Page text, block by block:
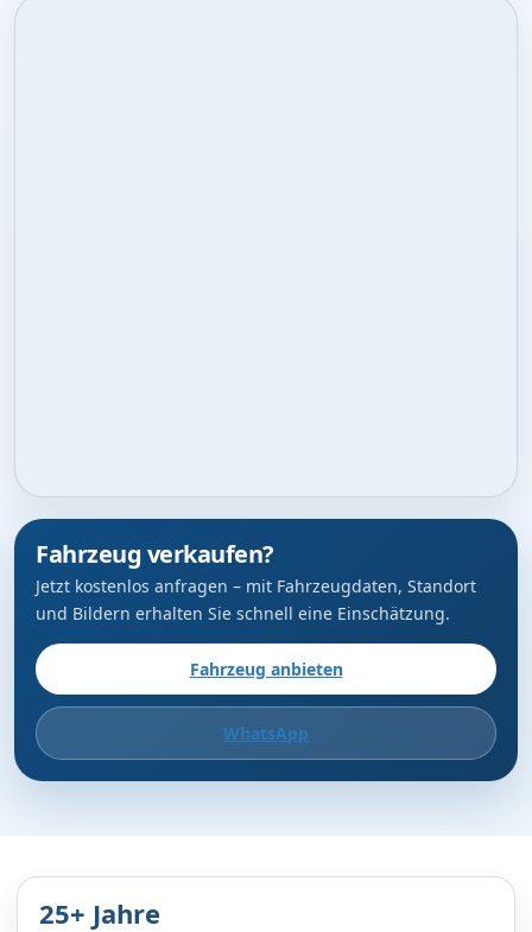
Fahrzeug verkaufen?
Jetzt kostenlos anfragen – mit Fahrzeugdaten, Standort
und Bildern erhalten Sie schnell eine Einschätzung.
Fahrzeug anbieten
WhatsApp
25+ Jahre